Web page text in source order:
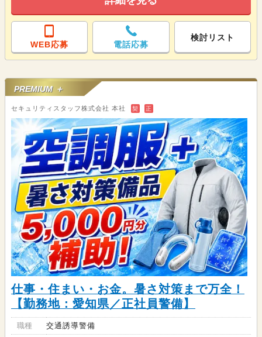
WEB応募 電話応募
検討リスト
PREMIUM ＋
セキュリティスタッフ株式会社 本社 契 正
仕事・住まい・お金。暑さ対策まで万全！
【勤務地：愛知県／正社員警備】
職種 交通誘導警備